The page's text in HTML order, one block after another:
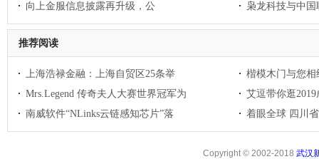
向上金服信息披露再升级，公
枭龙科技与中
推荐阅读
上海浩禄金融：上海自贸区25条举
楷模木门与您相
Mrs.Legend 传奇夫人大赛世界冠军为
艾逗带你逛
南威软件“NLinks云链感知芯片”落
着眼全球 四川
Copyright © 2002-2018 武汉